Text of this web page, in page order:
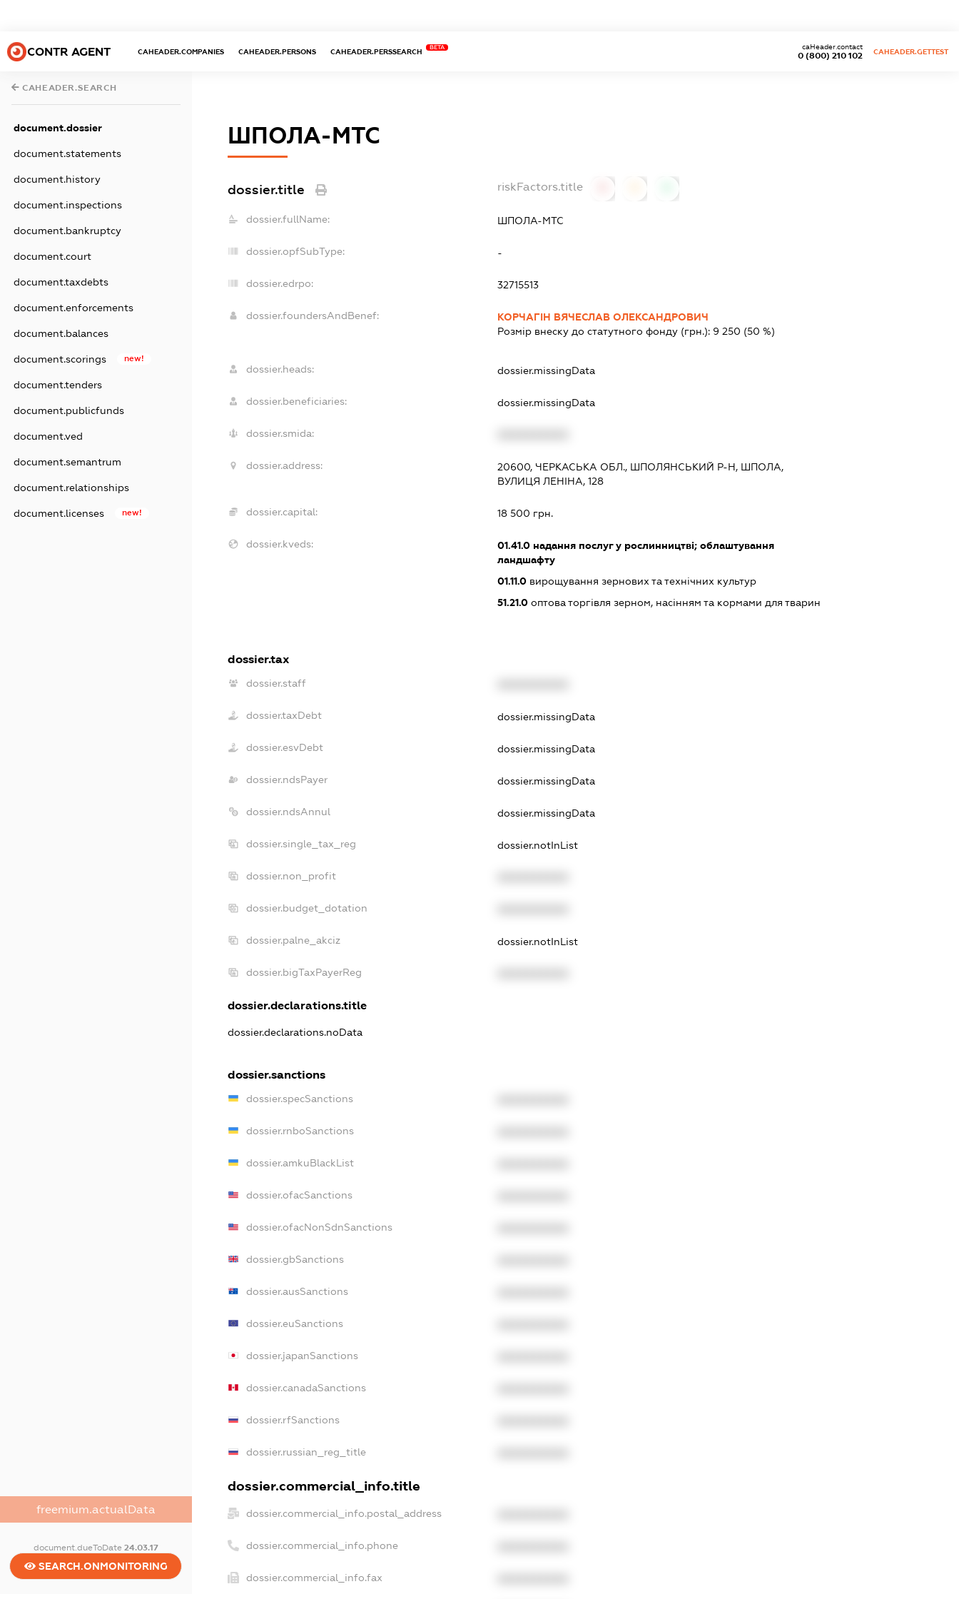
CONTR AGENT CAHEADER.COMPANIES CAHEADER.PERSONS CAHEADER.PERSSEARCH
BETA
0 (800) 210 102
caHeader.contact
CAHEADER.GETTEST
CAHEADER.SEARCH
document.dossier
document.statements
document.history
document.inspections
document.bankruptcy
document.court
document.taxdebts
document.enforcements
document.balances
document.scorings new!
document.tenders
document.publicfunds
document.ved
document.semantrum
document.relationships
document.licenses new!
freemium.actualData
document.dueToDate 24.03.17
SEARCH.ONMONITORING
ШПОЛА-МТС
dossier.title riskFactors.title
dossier.fullName: ШПОЛА-МТС
dossier.opfSubType: -
dossier.edrpo: 32715513
dossier.foundersAndBenef:
КОРЧАГІН ВЯЧЕСЛАВ ОЛЕКСАНДРОВИЧ
Розмір внеску до статутного фонду (грн.): 9 250 (50 %)
dossier.heads: dossier.missingData
dossier.beneficiaries: dossier.missingData
dossier.smida:
dossier.address:
20600, ЧЕРКАСЬКА ОБЛ., ШПОЛЯНСЬКИЙ Р-Н, ШПОЛА,
ВУЛИЦЯ ЛЕНІНА, 128
dossier.capital: 18 500 грн.
dossier.kveds: 01.41.0 надання послуг у рослинництві; облаштування
ландшафту
01.11.0 вирощування зернових та технічних культур
51.21.0 оптова торгівля зерном, насінням та кормами для тварин
dossier.tax
dossier.staff
dossier.taxDebt dossier.missingData
dossier.esvDebt dossier.missingData
dossier.ndsPayer dossier.missingData
dossier.ndsAnnul dossier.missingData
dossier.single_tax_reg dossier.notInList
dossier.non_profit
dossier.budget_dotation
dossier.palne_akciz dossier.notInList
dossier.bigTaxPayerReg
dossier.declarations.title
dossier.declarations.noData
dossier.sanctions
dossier.specSanctions
dossier.rnboSanctions
dossier.amkuBlackList
dossier.ofacSanctions
dossier.ofacNonSdnSanctions
dossier.gbSanctions
dossier.ausSanctions
dossier.euSanctions
dossier.japanSanctions
dossier.canadaSanctions
dossier.rfSanctions
dossier.russian_reg_title
dossier.commercial_info.title
dossier.commercial_info.postal_address
dossier.commercial_info.phone
dossier.commercial_info.fax